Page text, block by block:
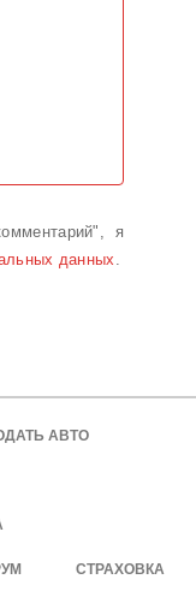
я
данных .
АВТО
СТРАХОВКА